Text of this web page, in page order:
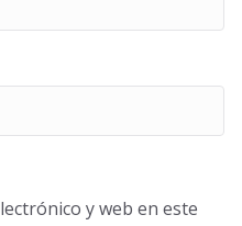
y web en este